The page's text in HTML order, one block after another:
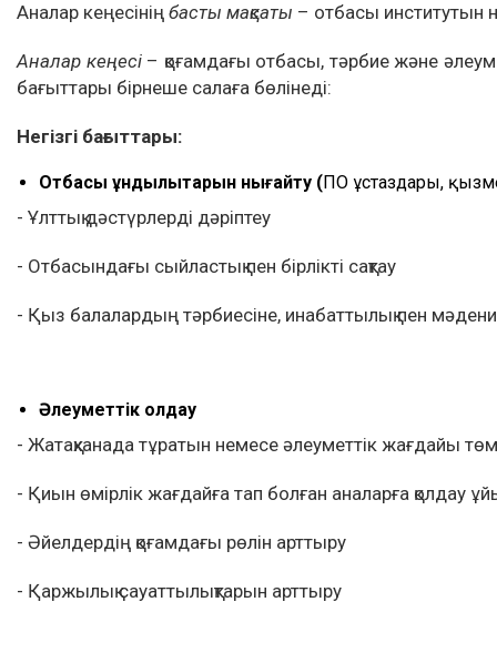
Аналар кеңесінің басты мақсаты – отбасы институтын
Аналар кеңесі– қоғамдағы отбасы, тәрбие және
бағыттары бірнеше салаға бөлінеді:
Негізгі бағыттары:
Отбасы құндылықтарын нығайту (ПОҚ ұстаздары,
- Ұлттық дәстүрлерді дәріптеу
- Отбасындағы сыйластық пен бірлікті сақтау
- Қыз балалардың тәрбиесіне, инабаттылық пен
Әлеуметтік қолдау
- Жатақханада тұратын немесе әлеуметтік жағдайы
- Қиын өмірлік жағдайға тап болған аналарға қолдау
- Әйелдердің қоғамдағы рөлін арттыру
- Қаржылық сауаттылықтарын арттыру